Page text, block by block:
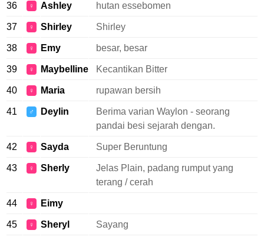
36 ♀ Ashley hutan essebomen
37 ♀ Shirley Shirley
38 ♀ Emy besar, besar
39 ♀ Maybelline Kecantikan Bitter
40 ♀ Maria rupawan bersih
41 ♂ Deylin
Berima varian Waylon - seorang
pandai besi sejarah dengan.
42 ♀ Sayda Super Beruntung
43 ♀ Sherly
Jelas Plain, padang rumput yang
terang / cerah
44 ♀ Eimy
45 ♀ Sheryl Sayang